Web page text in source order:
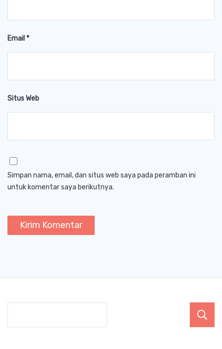
Email*
Situs Web
Simpan nama, email, dan situs web saya pada peramban ini
untuk komentar saya berikutnya.